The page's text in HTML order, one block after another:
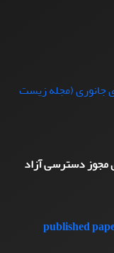
جانوری (مجله زیست
مجوز دسترسی آزاد
published